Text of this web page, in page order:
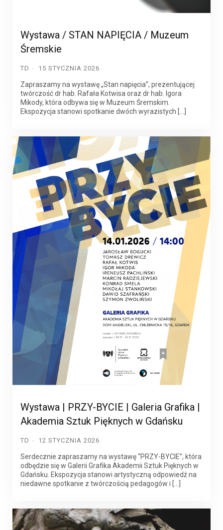
Wystawa / STAN NAPIĘCIA / Muzeum
Śremskie
TD 15 STYCZNIA 2026
Zapraszamy na wystawę „Stan napięcia”, prezentującej
twórczość dr hab. Rafała Kotwisa oraz dr hab. Igora
Mikody, która odbywa się w Muzeum Śremskim.
Ekspozycja stanowi spotkanie dwóch wyrazistych […]
Wystawa | PRZY-BYCIE | Galeria Grafika |
Akademia Sztuk Pięknych w Gdańsku
TD 12 STYCZNIA 2026
Serdecznie zapraszamy na wystawę “PRZY-BYCIE”, która
odbędzie się w Galerii Grafika Akademii Sztuk Pięknych w
Gdańsku. Ekspozycja stanowi artystyczną odpowiedź na
niedawne spotkanie z twórczością pedagogów i […]